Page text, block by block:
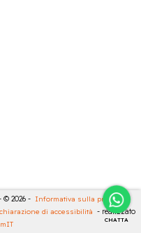
CHATTA
© 2026 - Informativa sulla privacy -
di accessibilità - realizzato